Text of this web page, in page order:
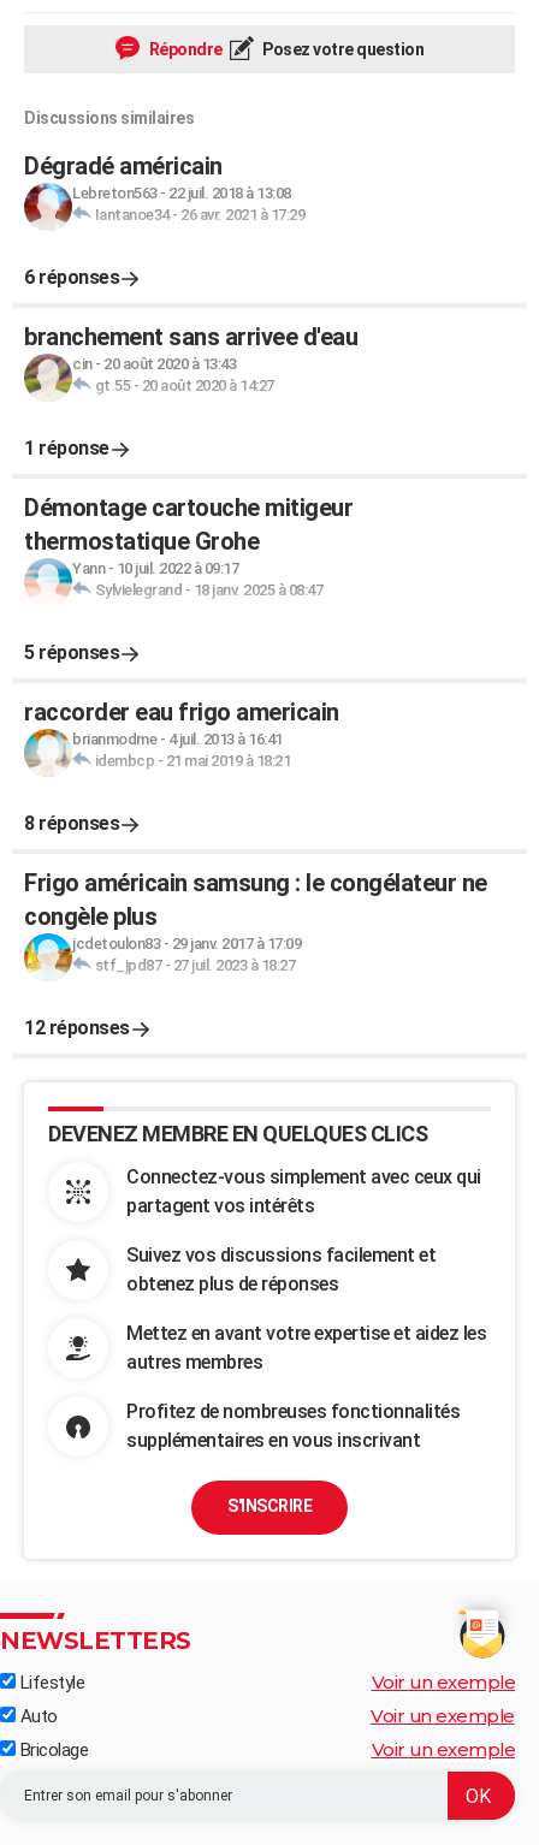
Répondre Posez votre question
Discussions similaires
Dégradé américain
Lebreton563- 22 juil. 2018 à 13:08
Iantanoe34- 26 avr. 2021 à 17:29
6 réponses
branchement sans arrivee d'eau
cin- 20 août 2020 à 13:43
gt.55- 20 août 2020 à 14:27
1 réponse
Démontage cartouche mitigeur
thermostatique Grohe
Yann- 10 juil. 2022 à 09:17
Sylvielegrand - 18 janv. 2025 à 08:47
5 réponses
raccorder eau frigo americain
brianmodme- 4 juil. 2013 à 16:41
idembcp - 21 mai 2019 à 18:21
8 réponses
Frigo américain samsung : le congélateur ne
congèle plus
jcdetoulon83- 29 janv. 2017 à 17:09
stf_jpd87- 27 juil. 2023 à 18:27
12 réponses
DEVENEZ MEMBRE EN QUELQUES CLICS
Connectez-vous simplement avec ceux qui
partagent vos intérêts
Suivez vos discussions facilement et
obtenez plus de réponses
Mettez en avant votre expertise et aidez les
autres membres
Profitez de nombreuses fonctionnalités
supplémentaires en vous inscrivant
S'INSCRIRE
NEWSLETTERS
Lifestyle Voir un exemple
Auto Voir un exemple
Bricolage Voir un exemple